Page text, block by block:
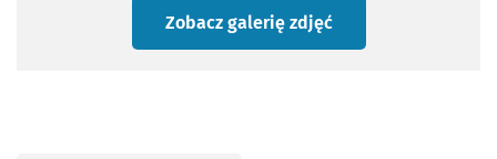
Zobacz galerię zdjęć